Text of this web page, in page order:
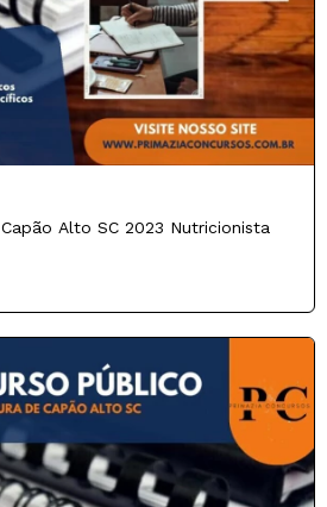
Alto SC 2023 Nutricionista